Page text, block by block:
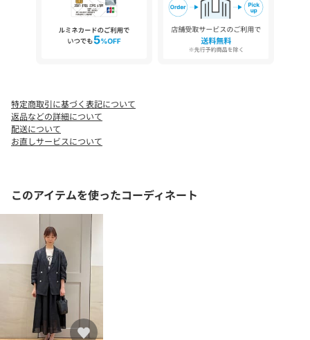
【GOOD ROCK SPEED】（グッドロックスピード）
2010年に誕生したカットソーブランド。アメカジテイストのグラ
フィックや、ヴィンテージライクな風合い着古されたヴィンテー
ジ感があるのに、何故かどこかイマっぽい。そんな思いを大切に
-------------------------------------
生地の厚み：中間
伸縮性：有
透け感：ホワイト・ホワイト系有、ベージュやや有
-------------------------------------
※プリントは永久的なものではなく、着用や洗濯を繰り返すこと
により、ひび割れや脱落することがあります。
※濡れたまま放置すると、他のものへの色移りや、色泣きする場
合がありますのでご注意ください。
※撮影環境により商品の色味が異なって見える場合がございま
す。商品のお色味は、物撮り画像をご参考にしてください。
※末永く愛用頂く為に、アテンションタグを必ずご確認の上、着
用又はお取り扱いください。
特定商取引に基づく表記について
返品などの詳細について
配送について
お直しサービスについて
このアイテムを使ったコーディネート